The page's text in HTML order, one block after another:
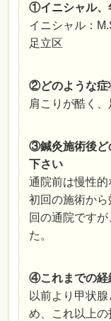
①イニシャル、
イニシャル
足立区
②どのような症
肩こりが酷く
③鍼灸施術後ど
下さい
通院前は慢性的
初回の施術か
回の通院です
た。
④これまでの経
以前より甲状
め、これ以上